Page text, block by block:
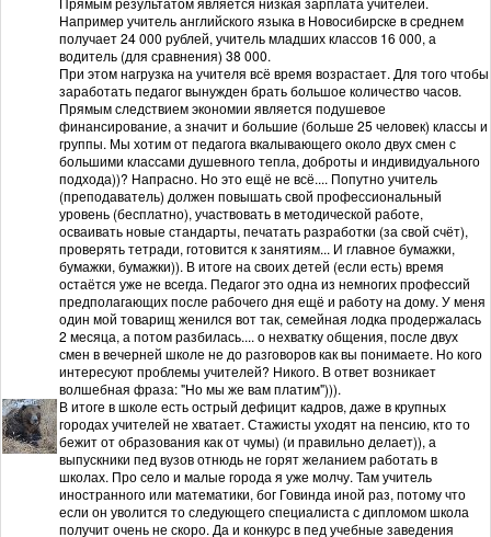
Например учитель английского языка в Новосибирске в среднем
получает 24 000 рублей, учитель младших классов 16 000, а
водитель (для сравнения) 38 000.
При этом нагрузка на учителя всё время возрастает. Для того чтобы
заработать педагог вынужден брать большое количество часов.
Прямым следствием экономии является подушевое
финансирование, а значит и большие (больше 25 человек) классы и
группы. Мы хотим от педагога вкалывающего около двух смен с
большими классами душевного тепла, доброты и индивидуального
подхода))? Напрасно. Но это ещё не всё.... Попутно учитель
(преподаватель) должен повышать свой профессиональный
уровень (бесплатно), участвовать в методической работе,
осваивать новые стандарты, печатать разработки (за свой счёт),
проверять тетради, готовится к занятиям... И главное бумажки,
бумажки, бумажки)). В итоге на своих детей (если есть) время
остаётся уже не всегда. Педагог это одна из немногих профессий
предполагающих после рабочего дня ещё и работу на дому. У меня
один мой товарищ женился вот так, семейная лодка продержалась
2 месяца, а потом разбилась.... о нехватку общения, после двух
смен в вечерней школе не до разговоров как вы понимаете. Но кого
интересуют проблемы учителей? Никого. В ответ возникает
волшебная фраза: "Но мы же вам платим"))).
В итоге в школе есть острый дефицит кадров, даже в крупных
городах учителей не хватает. Стажисты уходят на пенсию, кто то
бежит от образования как от чумы) (и правильно делает)), а
выпускники пед вузов отнюдь не горят желанием работать в
школах. Про село и малые города я уже молчу. Там учитель
иностранного или математики, бог Говинда иной раз, потому что
если он уволится то следующего специалиста с дипломом школа
получит очень не скоро. Да и конкурс в пед учебные заведения